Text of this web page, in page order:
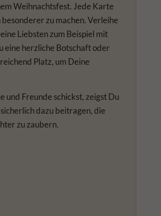
Weihnachtsfest. Jede Karte
zu machen. Verleihe
Liebsten zum Beispiel mit
eine herzliche Botschaft oder
Platz, um Deine
und Freunde schickst, zeigst Du
dazu beitragen, die
zu zaubern.